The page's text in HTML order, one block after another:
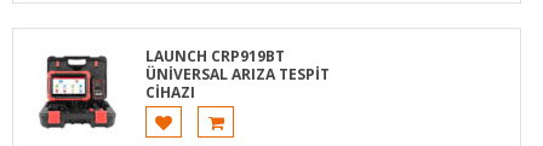
LAUNCH CRP919BT
ÜNİVERSAL ARIZA TESPİT
CİHAZI